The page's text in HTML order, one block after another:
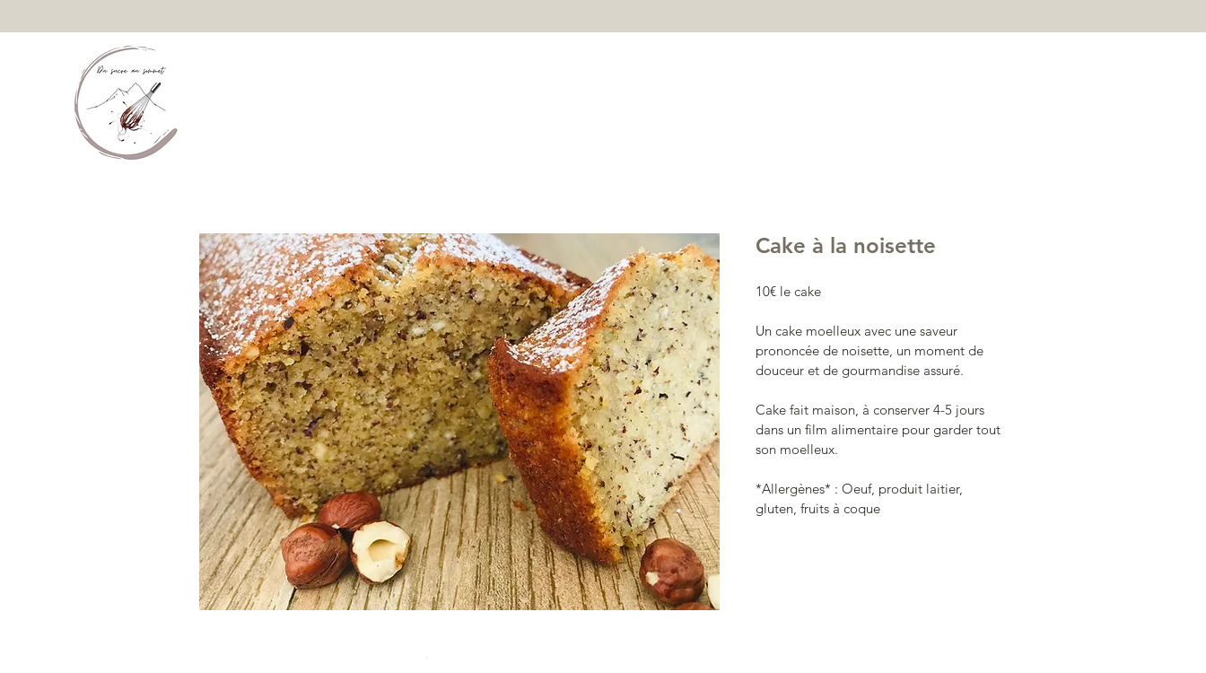
Cake à la noisette
10€ le cake
Un cake moelleux avec une saveur
prononcée de noisette, un moment de
douceur et de gourmandise assuré.
Cake fait maison, à conserver 4-5 jours
dans un film alimentaire pour garder tout
son moelleux.
*Allergènes* : Oeuf, produit laitier,
gluten, fruits à coque